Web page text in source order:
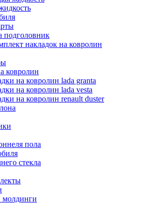
подголовник
накладок на ковролин
ковролин
на ковролин lada granta
на ковролин lada vesta
на ковролин renault duster
пола
стекла
молдинги